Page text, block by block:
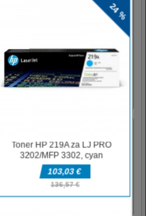
umetnik! Pokažite vsem
ljubke superjunake raje
vodno obliko. Uporabite
svojo domišljijo. Ladybug
prijatelji vas ne bodo pustili
posnetek zaslona in
igri za kuhanje skuhajte